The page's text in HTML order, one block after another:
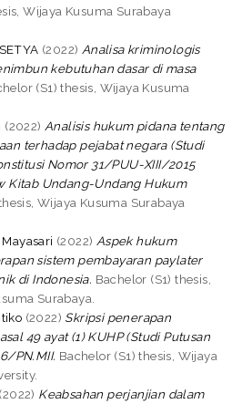
Wijaya Kusuma Surabaya
(2022) Analisa kriminologis
kebutuhan dasar di masa
(S1) thesis, Wijaya Kusuma
(2022) Analisis hukum pidana tentang
terhadap pejabat negara (Studi
Nomor 31/PUU-XIII/2015
Kitab Undang-Undang Hukum
Wijaya Kusuma Surabaya
(2022) Aspek hukum
sistem pembayaran paylater
di Indonesia. Bachelor (S1) thesis,
Surabaya.
(2022) Skripsi penerapan
49 ayat (1) KUHP (Studi Putusan
PN.MII. Bachelor (S1) thesis, Wijaya
(2022) Keabsahan perjanjian dalam